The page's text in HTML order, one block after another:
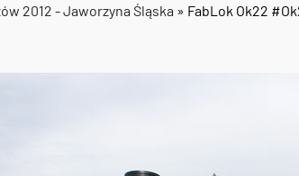
2012 - Jaworzyna Śląska » FabLok Ok22